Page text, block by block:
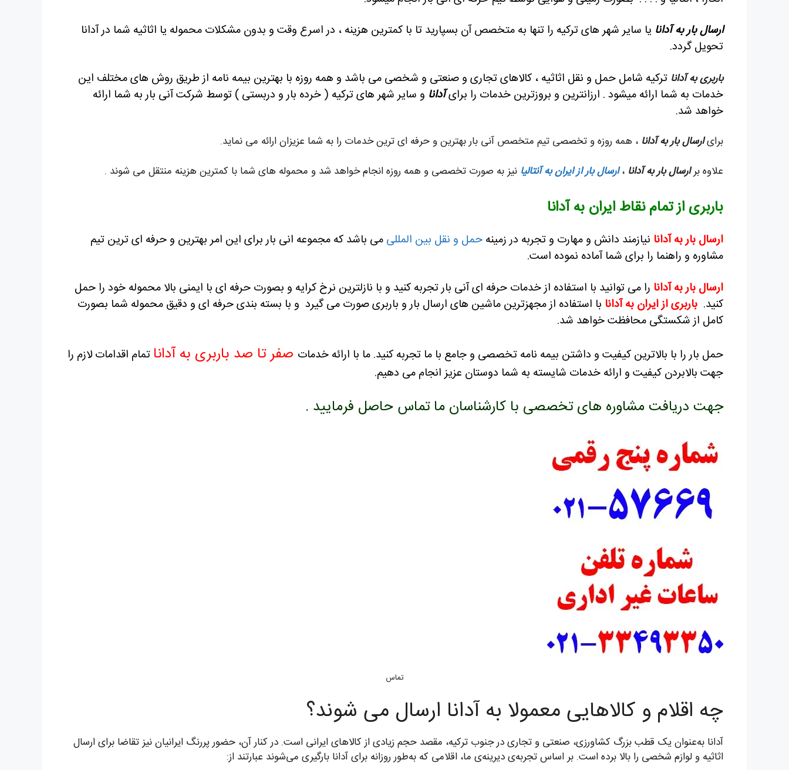
ارسال بار به آدانا یا سایر شهر های ترکیه را تنها به متخصص آن بسپارید تا با کمترین هزینه ، در اسرع وقت و بدون مشکلات محموله یا اثاثیه شما در آدانا
تحویل گردد.
باربری به آدانا ترکیه شامل حمل و نقل اثاثیه ، کالاهای تجاری و صنعتی و شخصی می باشد و همه روزه با بهترین بیمه نامه از طریق روش های مختلف این
خدمات به شما ارائه میشود . ارزانترین و بروزترین خدمات را برایآدانا و سایر شهر های ترکیه ( خرده بار و دربستی ) توسط شرکت آنی بار به شما ارائه
خواهد شد.
برایارسال بار به آدانا ، همه روزه و تخصصی تیم متخصص آنی بار بهترین و حرفه ای ترین خدمات را به شما عزیزان ارائه می نماید.
علاوه برارسال بار به آدانا ،ارسال بار از ایران به آنتالیا نیز به صورت تخصصی و همه روزه انجام خواهد شد و محموله های شما با کمترین هزینه منتقل می شوند .
باربری از تمام نقاط ایران به آدانا
ارسال بار به آدانا نیازمند دانش و مهارت و تجربه در زمینه حمل و نقل بین المللی می باشد که مجموعه انی بار برای این امر بهترین و حرفه ای ترین تیم
مشاوره و راهنما را برای شما آماده نموده است.
ارسال بار به آدانا را می توانید با استفاده از خدمات حرفه ای آنی بار تجربه کنید و با نازلترین نرخ کرایه و بصورت حرفه ای با ایمنی بالا محموله خود را حمل
کنید. باربری از ایران به آدانا با استفاده از مجهزترین ماشین های ارسال بار و باربری صورت می گیرد و با بسته بندی حرفه ای و دقیق محموله شما بصورت
کامل از شکستگی محافظت خواهد شد.
حمل بار را با بالاترین کیفیت و داشتن بیمه نامه تخصصی و جامع با ما تجربه کنید. ما با ارائه خدمات صفر تا صد باربری به آدانا تمام اقدامات لازم را
جهت بالابردن کیفیت و ارائه خدمات شایسته به شما دوستان عزیز انجام می دهیم.
جهت دریافت مشاوره های تخصصی با کارشناسان ما تماس حاصل فرمایید .
تماس
چه اقلام و کالاهایی معمولا به آدانا ارسال می شوند؟
آدانا به‌عنوان یک قطب بزرگ کشاورزی، صنعتی و تجاری در جنوب ترکیه، مقصد حجم زیادی از کالاهای ایرانی است. در کنار آن، حضور پررنگ ایرانیان نیز تقاضا برای ارسال
اثاثیه و لوازم شخصی را بالا برده است. بر اساس تجربه‌ی دیرینه‌ی ما، اقلامی که به‌طور روزانه برای آدانا بارگیری می‌شوند عبارتند از: